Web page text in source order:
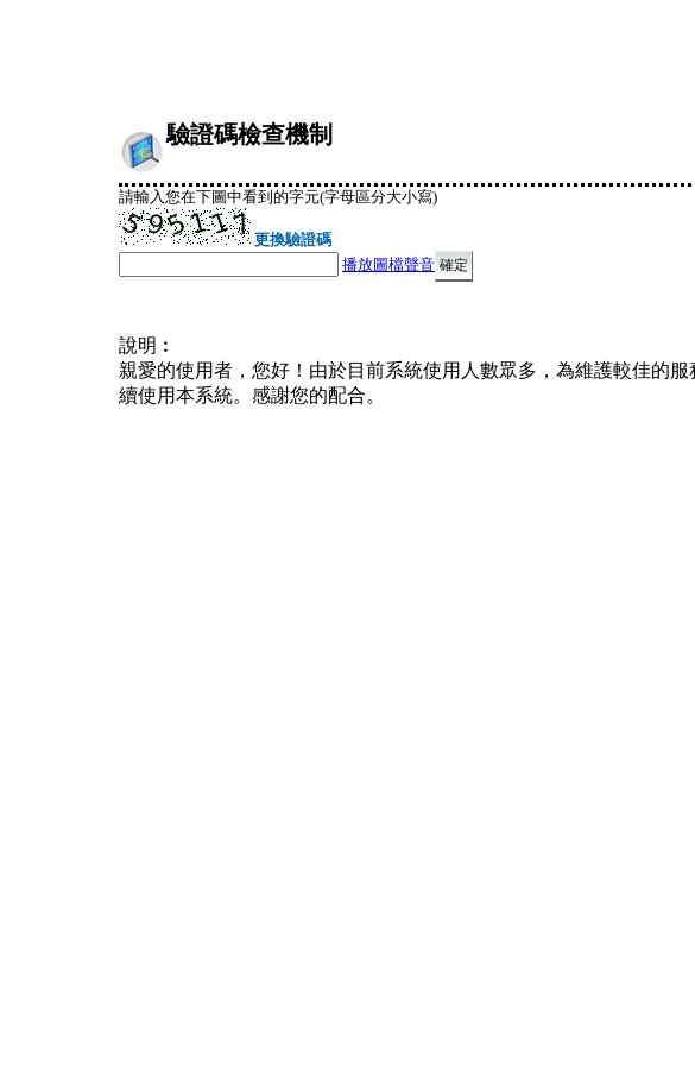
驗證碼檢查機制
請輸入您在下圖中看到的字元(字母區分大小寫)
更換驗證碼
播放圖檔聲音
說明︰
親愛的使用者，您好！由於目前系統使用人數眾多，為維護較佳的
續使用本系統。感謝您的配合。